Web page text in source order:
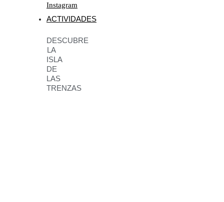
Instagram
ACTIVIDADES
DESCUBRE
LA
ISLA
DE
LAS
TRENZAS